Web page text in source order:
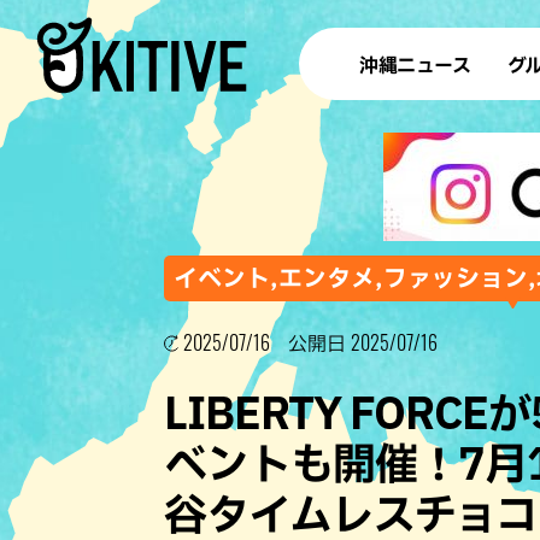
沖縄ニュース グ
ラ
テイ
すし
沖
ステー
その他
ブッフェ
イベント,エンタメ,ファッショ
2025/07/16 公開日 2025/07/16
LIBERTY FORCE
ベントも開催！7
谷タイムレスチョ